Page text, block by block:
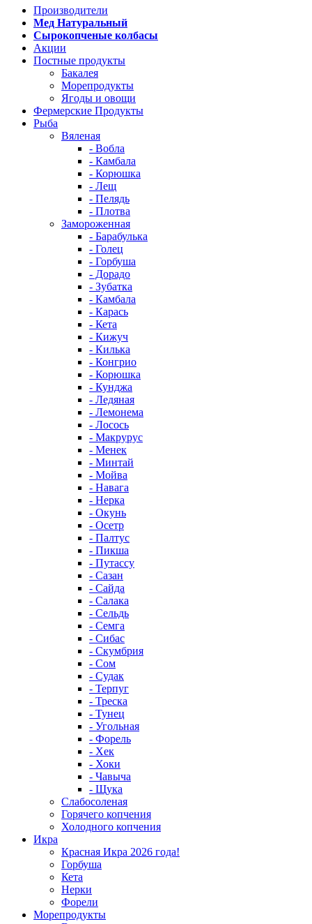
Производители
Мед Натуральный
Сырокопченые колбасы
Акции
Постные продукты
Бакалея
Морепродукты
Ягоды и овощи
Фермерские Продукты
Рыба
Вяленая
- Вобла
- Камбала
- Корюшка
- Лещ
- Пелядь
- Плотва
Замороженная
- Барабулька
- Голец
- Горбуша
- Дорадо
- Зубатка
- Камбала
- Карась
- Кета
- Кижуч
- Килька
- Конгрио
- Корюшка
- Кунджа
- Ледяная
- Лемонема
- Лосось
- Макрурус
- Менек
- Минтай
- Мойва
- Навага
- Нерка
- Окунь
- Осетр
- Палтус
- Пикша
- Путассу
- Сазан
- Сайда
- Салака
- Сельдь
- Семга
- Сибас
- Скумбрия
- Сом
- Судак
- Терпуг
- Треска
- Тунец
- Угольная
- Форель
- Хек
- Хоки
- Чавыча
- Щука
Слабосоленая
Горячего копчения
Холодного копчения
Икра
Красная Икра 2026 года!
Горбуша
Кета
Нерки
Форели
Морепродукты